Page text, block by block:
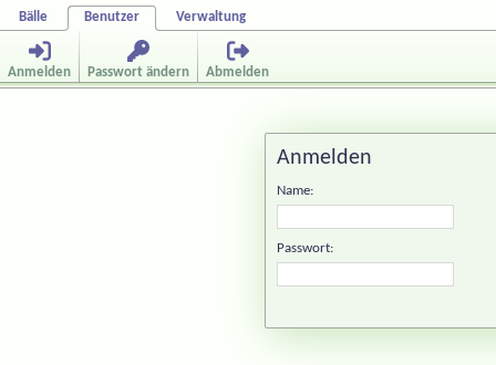
Bälle Benutzer Verwaltung
Anmelden Passwort ändern Abmelden
Anmelden
Name:
Passwort: